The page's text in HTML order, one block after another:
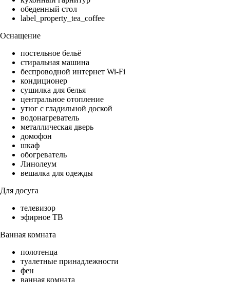
обеденный стол
label_property_tea_coffee
Оснащение
постельное бельё
стиральная машина
беспроводной интернет Wi-Fi
кондиционер
сушилка для белья
центральное отопление
утюг с гладильной доской
водонагреватель
металлическая дверь
домофон
шкаф
обогреватель
Линолеум
вешалка для одежды
Для досуга
телевизор
эфирное ТВ
Ванная комната
полотенца
туалетные принадлежности
фен
ванная комната